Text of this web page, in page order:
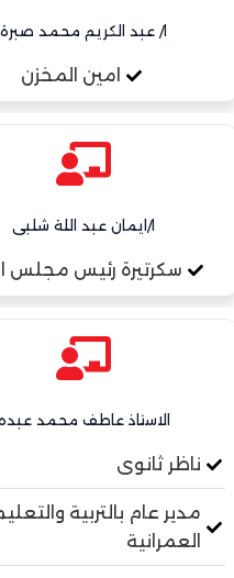
ا/ عبد الكريم محمد صبرة
امين المخزن
ا/ايمان عبد اللة شلبى
سكرتيرة رئيس مجلس
الاستاذ عاطف محمد
ناظر ثانوى
مدير عام بالتربية
العمرانية